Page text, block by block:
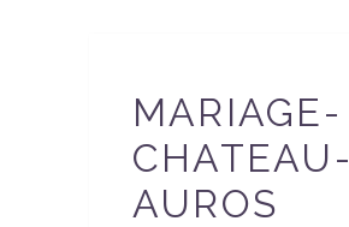
MARIAGE-
CHATEAU-
AUROS